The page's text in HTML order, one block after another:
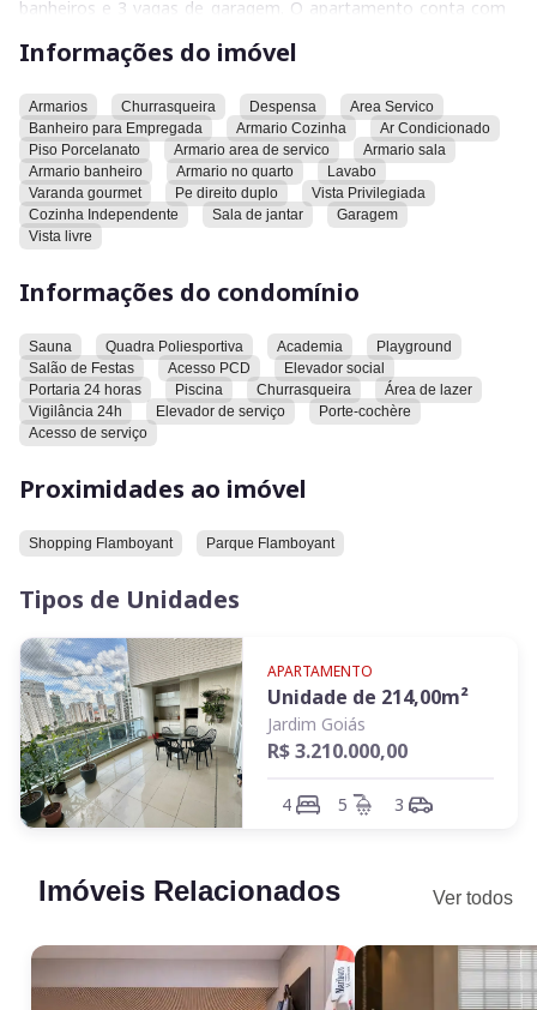
banheiros e 3 vagas de garagem. O apartamento conta com
para empregada, armário na cozinha, ar condicionado, piso
armário no banheiro, armário no quarto, lavabo, varanda
gourmet, pé direito duplo, vista privilegiada, cozinha
independente, sala de jantar e garagem. A vista é livre.
O condomínio oferece sauna, quadra poliesportiva, academia,
playground, salão de festas, acesso para pessoas com
churrasqueira, área de lazer, vigilância 24h, elevador de
serviço. Há também um acesso de serviço.
O imóvel está próximo ao shopping Flamboyant e ao parque
Flamboyant.
Convidamos você a conhecer este imóvel.
Informações do imóvel
Armarios Churrasqueira Despensa
Area Servico
Banheiro para Empregada
Armario Cozinha
Ar Condicionado
Piso Porcelanato
Armario area de servico
Armario sala
Armario banheiro
Armario no quarto
Lavabo
Varanda gourmet
Pe direito duplo
Vista Privilegiada
Cozinha Independente
Sala de jantar
Garagem
Vista livre
Informações do condomínio
Sauna Quadra Poliesportiva Academia
Playground
Salão de Festas
Acesso PCD
Elevador social
Portaria 24 horas
Piscina Churrasqueira
Área de lazer
Vigilância 24h
Elevador de serviço
Porte-cochère
Acesso de serviço
Proximidades ao imóvel
Shopping Flamboyant Parque Flamboyant
Tipos de Unidades
APARTAMENTO
Unidade de 214,00m²
Jardim Goiás
R$ 3.210.000,00
4 5 3
Imóveis Relacionados Ver todos